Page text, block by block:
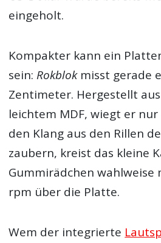
eingeholt.
Kompakter kann ein
sein: Rokblokmisst gerade
Zentimeter. Hergestellt
leichtem MDF, wiegt er nur
den Klang aus den Rillen
zaubern, kreist das kleine
Gummirädchen wahlweise
rpm über die Platte.
Wem der integrierte